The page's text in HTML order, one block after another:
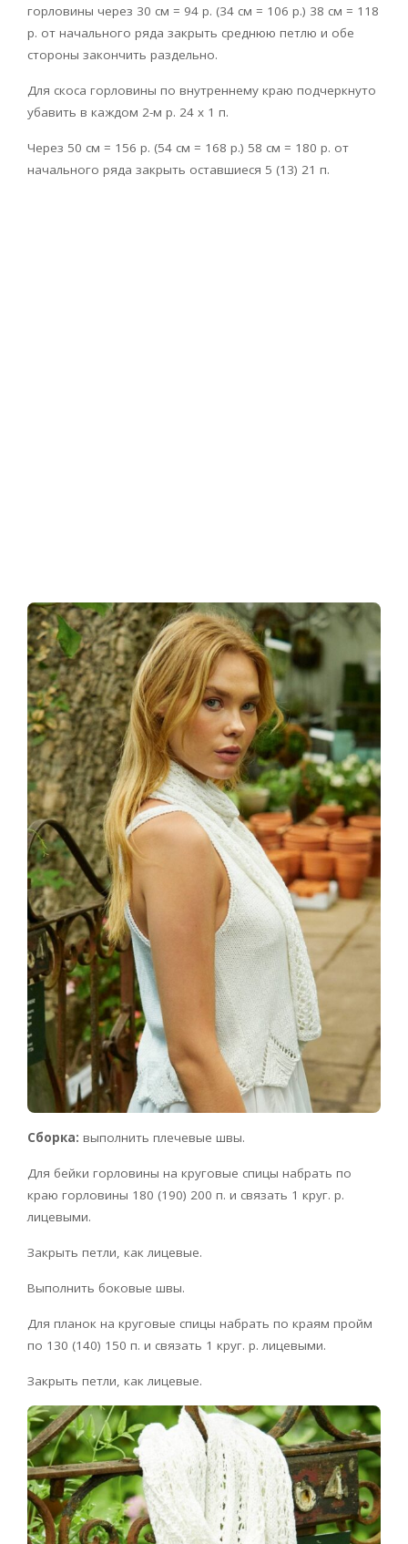
горловины через 30 см = 94 р. (34 см = 106 р.) 38 см = 118
р. от начального ряда закрыть среднюю петлю и обе
стороны закончить раздельно.
Для скоса горловины по внутреннему краю подчеркнуто
убавить в каждом 2-м р. 24 х 1 п.
Через 50 см = 156 р. (54 см = 168 р.) 58 см = 180 р. от
начального ряда закрыть оставшиеся 5 (13) 21 п.
Сборка: выполнить плечевые швы.
Для бейки горловины на круговые спицы набрать по
краю горловины 180 (190) 200 п. и связать 1 круг. р.
лицевыми.
Закрыть петли, как лицевые.
Выполнить боковые швы.
Для планок на круговые спицы набрать по краям пройм
по 130 (140) 150 п. и связать 1 круг. р. лицевыми.
Закрыть петли, как лицевые.